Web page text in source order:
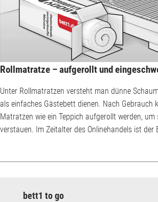
Rollmatratze – aufgerollt und
Unter Rollmatratzen versteht man dünne
als einfaches Gästebett dienen. Nach Gebrauch
Matratzen wie ein Teppich aufgerollt werden,
verstauen. Im Zeitalter des Onlinehandels ist der
bett1 to go